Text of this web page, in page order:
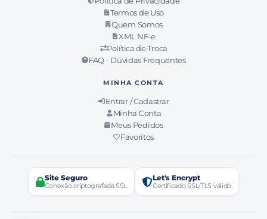
Termos de Uso
Quem Somos
XML NF-e
Política de Troca
FAQ - Dúvidas Frequentes
MINHA CONTA
Entrar / Cadastrar
Minha Conta
Meus Pedidos
Favoritos
Site Seguro
Conexão criptografada SSL
Let's Encrypt
Certificado SSL/TLS válido